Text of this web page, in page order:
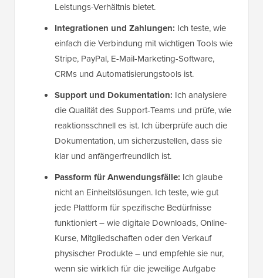
Leistungs-Verhältnis bietet.
Integrationen und Zahlungen: Ich teste, wie
einfach die Verbindung mit wichtigen Tools wie
Stripe, PayPal, E-Mail-Marketing-Software,
CRMs und Automatisierungstools ist.
Support und Dokumentation: Ich analysiere
die Qualität des Support-Teams und prüfe, wie
reaktionsschnell es ist. Ich überprüfe auch die
Dokumentation, um sicherzustellen, dass sie
klar und anfängerfreundlich ist.
Passform für Anwendungsfälle: Ich glaube
nicht an Einheitslösungen. Ich teste, wie gut
jede Plattform für spezifische Bedürfnisse
funktioniert – wie digitale Downloads, Online-
Kurse, Mitgliedschaften oder den Verkauf
physischer Produkte – und empfehle sie nur,
wenn sie wirklich für die jeweilige Aufgabe